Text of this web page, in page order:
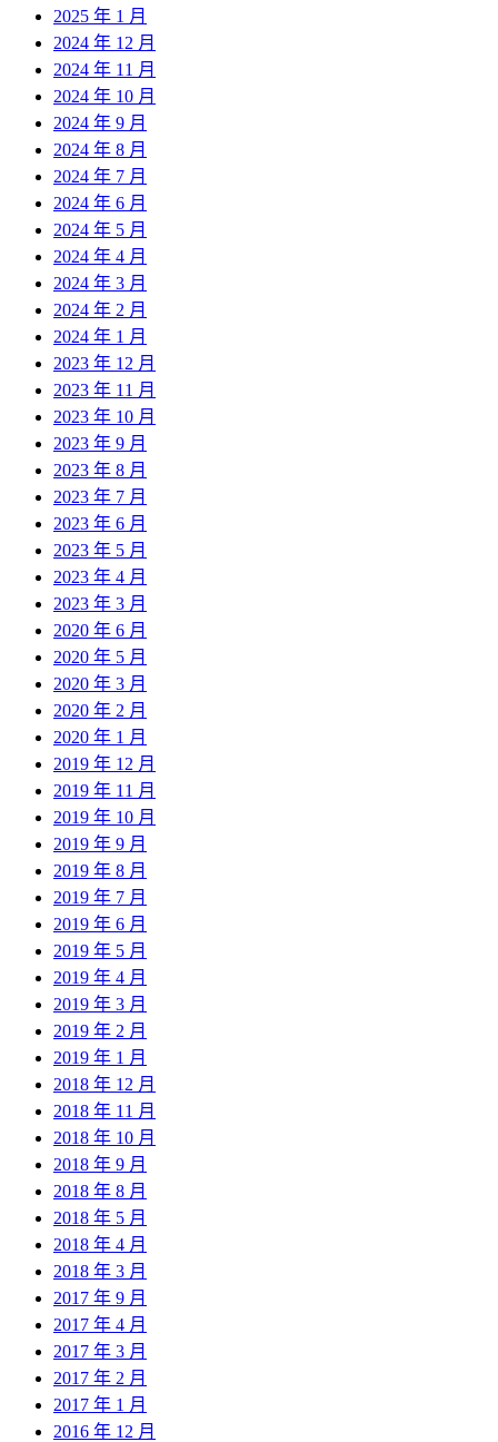
2025 年 1 月
2024 年 12 月
2024 年 11 月
2024 年 10 月
2024 年 9 月
2024 年 8 月
2024 年 7 月
2024 年 6 月
2024 年 5 月
2024 年 4 月
2024 年 3 月
2024 年 2 月
2024 年 1 月
2023 年 12 月
2023 年 11 月
2023 年 10 月
2023 年 9 月
2023 年 8 月
2023 年 7 月
2023 年 6 月
2023 年 5 月
2023 年 4 月
2023 年 3 月
2020 年 6 月
2020 年 5 月
2020 年 3 月
2020 年 2 月
2020 年 1 月
2019 年 12 月
2019 年 11 月
2019 年 10 月
2019 年 9 月
2019 年 8 月
2019 年 7 月
2019 年 6 月
2019 年 5 月
2019 年 4 月
2019 年 3 月
2019 年 2 月
2019 年 1 月
2018 年 12 月
2018 年 11 月
2018 年 10 月
2018 年 9 月
2018 年 8 月
2018 年 5 月
2018 年 4 月
2018 年 3 月
2017 年 9 月
2017 年 4 月
2017 年 3 月
2017 年 2 月
2017 年 1 月
2016 年 12 月